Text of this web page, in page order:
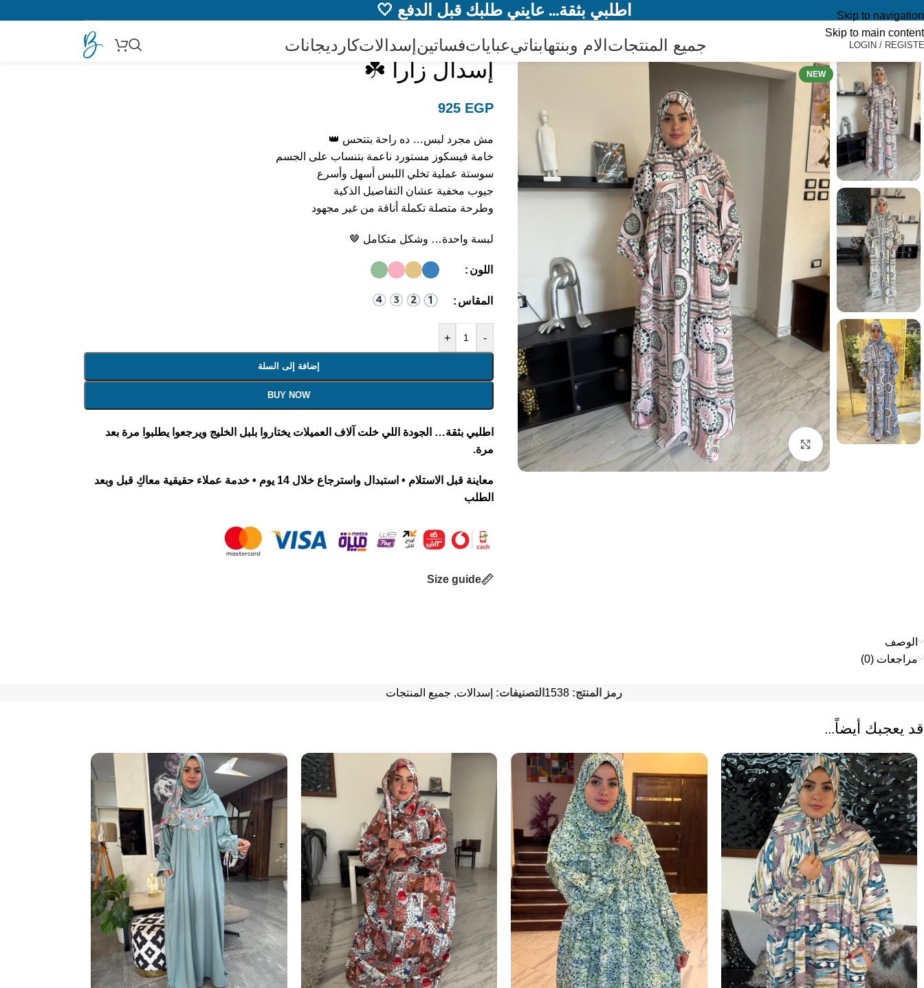
Skip to navigation
Skip to main content
اطلبي بثقة… عايني طلبك قبل الدفع 🤍
LOGIN / جميع المنتجاتالام وبنتهابناتيعباياتفساتينإسدالاتكارديجانات
NEW
Click to enlarge
إسدال زارا ☘️
925 EGP
مش مجرد لبس… ده راحة بتتحس 👑
خامة فيسكوز مستورد ناعمة بتنساب على الجسم
سوستة عملية تخلي اللبس أسهل وأسرع
جيوب مخفية عشان التفاصيل الذكية
وطرحة متصلة تكملة أناقة من غير مجهود
لبسة واحدة… وشكل متكامل 🤎
اللون
المقاس
-
+
إضافة إلى السلة
BUY NOW
اطلبي بثقة… الجودة اللي خلت آلاف العميلات يختاروا بلبل الخليج ويرجعوا يطلبوا مرة بعد
مرة.
معاينة قبل الاستلام • استبدال واسترجاع خلال 14 يوم • خدمة عملاء حقيقية معاكِ قبل وبعد
الطلب
Size guide
الوصف
مراجعات (0)
رمز المنتج: 1538 التصنيفات: إسدالات, جميع المنتجات
قد يعجبك أيضاً…